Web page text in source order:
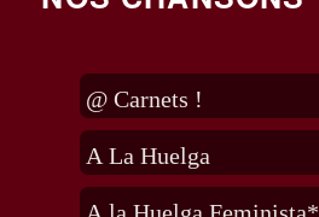
@ Carnets !
A La Huelga